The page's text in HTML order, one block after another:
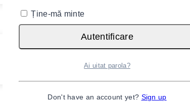
Ține-mă minte
Autentificare
Ai uitat parola?
Don't have an account yet? Sign up